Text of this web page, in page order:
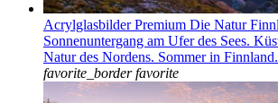
Acrylglasbilder Premium Die Natur
Sonnenuntergang am Ufer des Sees.
Natur des Nordens. Sommer in Finnland.
favorite_border favorite